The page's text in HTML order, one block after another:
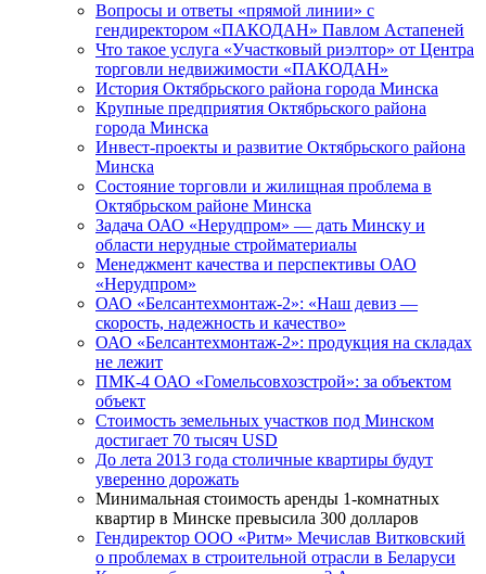
Вопросы и ответы «прямой линии» с
гендиректором «ПАКОДАН» Павлом Астапеней
Что такое услуга «Участковый риэлтор» от Центра
торговли недвижимости «ПАКОДАН»
История Октябрьского района города Минска
Крупные предприятия Октябрьского района
города Минска
Инвест-проекты и развитие Октябрьского района
Минска
Состояние торговли и жилищная проблема в
Октябрьском районе Минска
Задача ОАО «Нерудпром» — дать Минску и
области нерудные стройматериалы
Менеджмент качества и перспективы ОАО
«Нерудпром»
ОАО «Белсантехмонтаж-2»: «Наш девиз —
скорость, надежность и качество»
ОАО «Белсантехмонтаж-2»: продукция на складах
не лежит
ПМК-4 ОАО «Гомельсовхозстрой»: за объектом
объект
Стоимость земельных участков под Минском
достигает 70 тысяч USD
До лета 2013 года столичные квартиры будут
уверенно дорожать
Минимальная стоимость аренды 1-комнатных
квартир в Минске превысила 300 долларов
Гендиректор ООО «Ритм» Мечислав Витковский
о проблемах в строительной отрасли в Беларуси